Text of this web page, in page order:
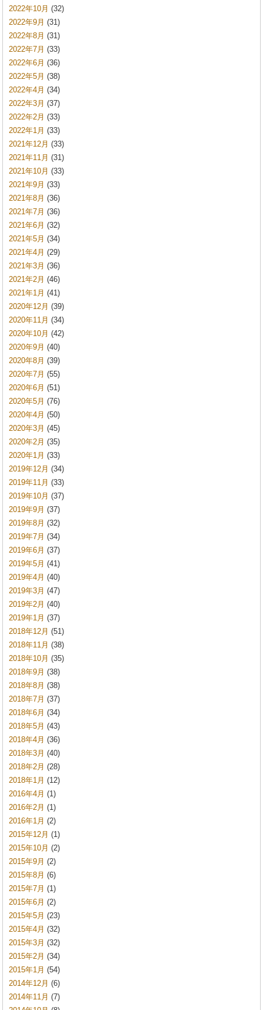
2022年10月 (32)
2022年9月 (31)
2022年8月 (31)
2022年7月 (33)
2022年6月 (36)
2022年5月 (38)
2022年4月 (34)
2022年3月 (37)
2022年2月 (33)
2022年1月 (33)
2021年12月 (33)
2021年11月 (31)
2021年10月 (33)
2021年9月 (33)
2021年8月 (36)
2021年7月 (36)
2021年6月 (32)
2021年5月 (34)
2021年4月 (29)
2021年3月 (36)
2021年2月 (46)
2021年1月 (41)
2020年12月 (39)
2020年11月 (34)
2020年10月 (42)
2020年9月 (40)
2020年8月 (39)
2020年7月 (55)
2020年6月 (51)
2020年5月 (76)
2020年4月 (50)
2020年3月 (45)
2020年2月 (35)
2020年1月 (33)
2019年12月 (34)
2019年11月 (33)
2019年10月 (37)
2019年9月 (37)
2019年8月 (32)
2019年7月 (34)
2019年6月 (37)
2019年5月 (41)
2019年4月 (40)
2019年3月 (47)
2019年2月 (40)
2019年1月 (37)
2018年12月 (51)
2018年11月 (38)
2018年10月 (35)
2018年9月 (38)
2018年8月 (38)
2018年7月 (37)
2018年6月 (34)
2018年5月 (43)
2018年4月 (36)
2018年3月 (40)
2018年2月 (28)
2018年1月 (12)
2016年4月 (1)
2016年2月 (1)
2016年1月 (2)
2015年12月 (1)
2015年10月 (2)
2015年9月 (2)
2015年8月 (6)
2015年7月 (1)
2015年6月 (2)
2015年5月 (23)
2015年4月 (32)
2015年3月 (32)
2015年2月 (34)
2015年1月 (54)
2014年12月 (6)
2014年11月 (7)